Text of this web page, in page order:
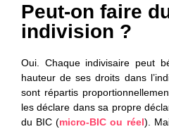
Peut-on faire
indivision ?
Oui. Chaque indivisaire peut
hauteur de ses droits dans
sont répartis
les déclare dans sa propre
du BIC (micro-BIC ou réel).